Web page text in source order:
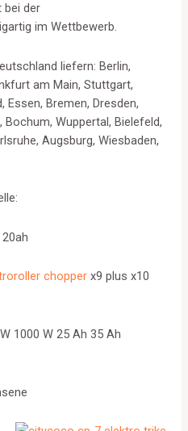
bei der
im Wettbewerb.
liefern: Berlin,
am Main, Stuttgart,
Essen, Bremen, Dresden,
Bochum, Wuppertal, Bielefeld,
Augsburg, Wiesbaden,
chopper x9 plus x10
1000 W 25 Ah 35 Ah